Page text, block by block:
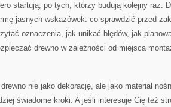
startują, po tych, którzy budują kolejny raz.
jasnych wskazówek: co sprawdzić przed
oznaczenia, jak unikać błędów, jak
drewno w zależności od miejsca
nie jako dekorację, ale jako materiał
świadome kroki. A jeśli interesuje Cię też